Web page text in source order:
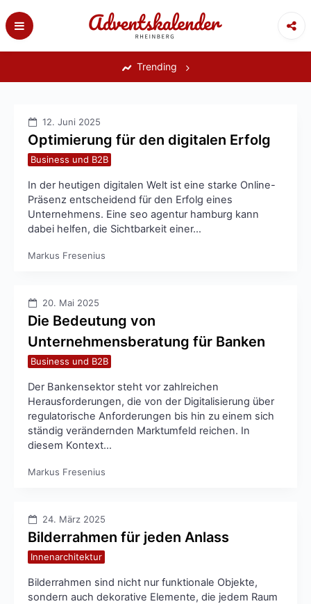
to
content
Trending
12. Juni 2025
Optimierung für den digitalen Erfolg
Business und B2B
In der heutigen digitalen Welt ist eine starke Online-
Präsenz entscheidend für den Erfolg eines
Unternehmens. Eine seo agentur hamburg kann
dabei helfen, die Sichtbarkeit einer…
Markus Fresenius
20. Mai 2025
Die Bedeutung von
Unternehmensberatung für Banken
Business und B2B
Der Bankensektor steht vor zahlreichen
Herausforderungen, die von der Digitalisierung über
regulatorische Anforderungen bis hin zu einem sich
ständig verändernden Marktumfeld reichen. In
diesem Kontext…
Markus Fresenius
24. März 2025
Bilderrahmen für jeden Anlass
Innenarchitektur
Bilderrahmen sind nicht nur funktionale Objekte,
sondern auch dekorative Elemente, die jedem Raum